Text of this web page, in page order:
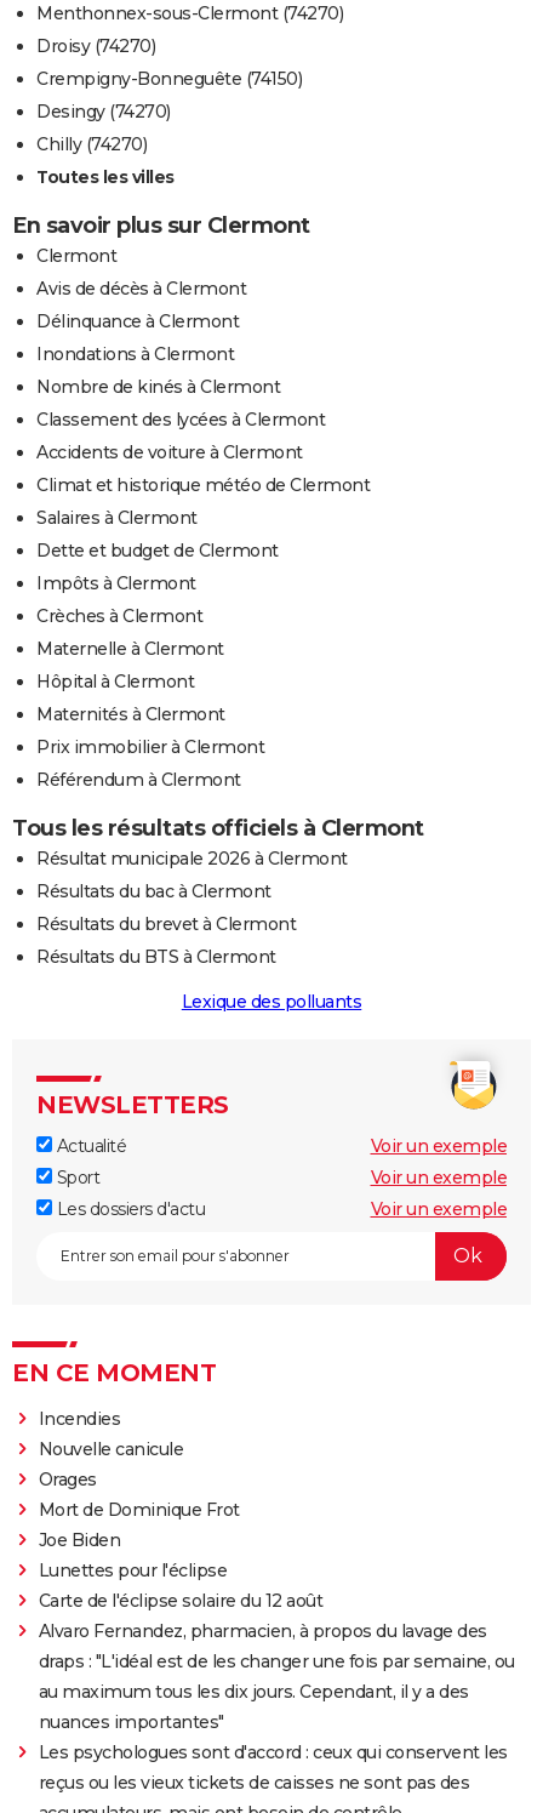
Menthonnex-sous-Clermont (74270)
Droisy (74270)
Crempigny-Bonneguête (74150)
Desingy (74270)
Chilly (74270)
Toutes les villes
En savoir plus sur Clermont
Clermont
Avis de décès à Clermont
Délinquance à Clermont
Inondations à Clermont
Nombre de kinés à Clermont
Classement des lycées à Clermont
Accidents de voiture à Clermont
Climat et historique météo de Clermont
Salaires à Clermont
Dette et budget de Clermont
Impôts à Clermont
Crèches à Clermont
Maternelle à Clermont
Hôpital à Clermont
Maternités à Clermont
Prix immobilier à Clermont
Référendum à Clermont
Tous les résultats officiels à Clermont
Résultat municipale 2026 à Clermont
Résultats du bac à Clermont
Résultats du brevet à Clermont
Résultats du BTS à Clermont
Lexique des polluants
NEWSLETTERS
Actualité
Voir un exemple
Sport
Voir un exemple
Les dossiers d'actu
Voir un exemple
EN CE MOMENT
Incendies
Nouvelle canicule
Orages
Mort de Dominique Frot
Joe Biden
Lunettes pour l'éclipse
Carte de l'éclipse solaire du 12 août
Alvaro Fernandez, pharmacien, à propos du lavage des
draps : "L'idéal est de les changer une fois par semaine, ou
au maximum tous les dix jours. Cependant, il y a des
nuances importantes"
Les psychologues sont d'accord : ceux qui conservent les
reçus ou les vieux tickets de caisses ne sont pas des